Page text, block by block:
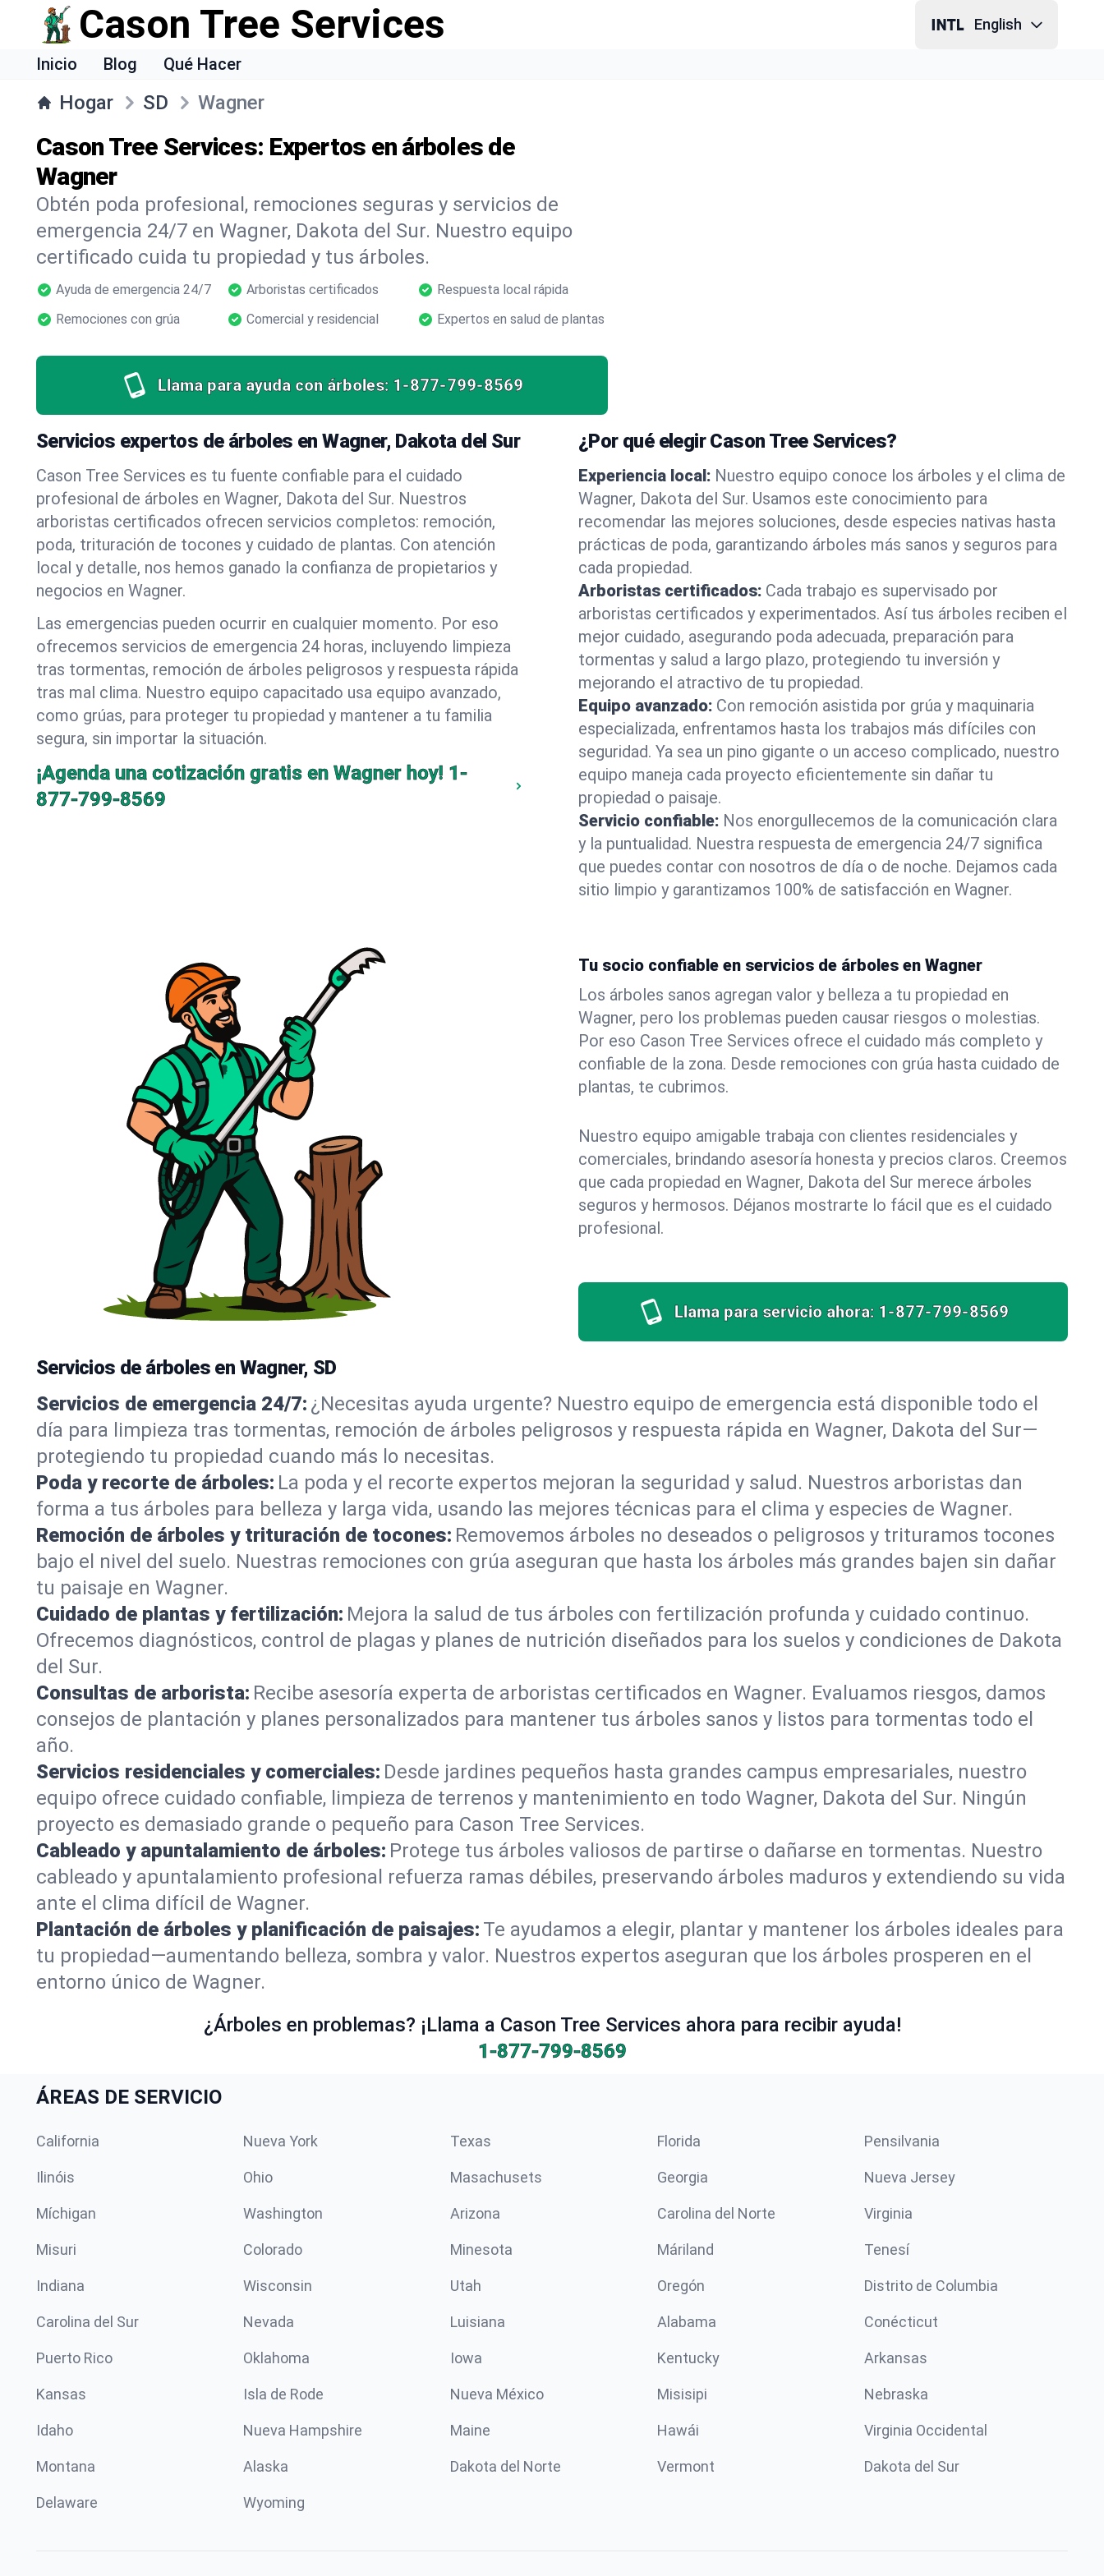
Cason Tree Services English
Inicio Blog Qué Hacer
Hogar SD Wagner
Cason Tree Services: Expertos en árboles de
Wagner
Obtén poda profesional, remociones seguras y servicios de
emergencia 24/7 en Wagner, Dakota del Sur. Nuestro equipo
certificado cuida tu propiedad y tus árboles.
Ayuda de emergencia 24/7 Arboristas certificados
Respuesta local rápida
Remociones con grúa
Comercial y residencial Expertos en salud de plantas
Llama para ayuda con árboles: 1-877-799-8569
Servicios expertos de árboles en Wagner, Dakota del Sur
Cason Tree Services es tu fuente confiable para el cuidado
profesional de árboles en Wagner, Dakota del Sur. Nuestros
arboristas certificados ofrecen servicios completos: remoción,
poda, trituración de tocones y cuidado de plantas. Con atención
local y detalle, nos hemos ganado la confianza de propietarios y
negocios en Wagner.
Las emergencias pueden ocurrir en cualquier momento. Por eso
ofrecemos servicios de emergencia 24 horas, incluyendo limpieza
tras tormentas, remoción de árboles peligrosos y respuesta rápida
tras mal clima. Nuestro equipo capacitado usa equipo avanzado,
como grúas, para proteger tu propiedad y mantener a tu familia
segura, sin importar la situación.
¡Agenda una cotización gratis en Wagner hoy! 1-
877-799-8569
¿Por qué elegir Cason Tree Services?
Experiencia local: Nuestro equipo conoce los árboles y el clima de
Wagner, Dakota del Sur. Usamos este conocimiento para
recomendar las mejores soluciones, desde especies nativas hasta
prácticas de poda, garantizando árboles más sanos y seguros para
cada propiedad.
Arboristas certificados: Cada trabajo es supervisado por
arboristas certificados y experimentados. Así tus árboles reciben el
mejor cuidado, asegurando poda adecuada, preparación para
tormentas y salud a largo plazo, protegiendo tu inversión y
mejorando el atractivo de tu propiedad.
Equipo avanzado: Con remoción asistida por grúa y maquinaria
especializada, enfrentamos hasta los trabajos más difíciles con
seguridad. Ya sea un pino gigante o un acceso complicado, nuestro
equipo maneja cada proyecto eficientemente sin dañar tu
propiedad o paisaje.
Servicio confiable: Nos enorgullecemos de la comunicación clara
y la puntualidad. Nuestra respuesta de emergencia 24/7 significa
que puedes contar con nosotros de día o de noche. Dejamos cada
sitio limpio y garantizamos 100% de satisfacción en Wagner.
Tu socio confiable en servicios de árboles en Wagner
Los árboles sanos agregan valor y belleza a tu propiedad en
Wagner, pero los problemas pueden causar riesgos o molestias.
Por eso Cason Tree Services ofrece el cuidado más completo y
confiable de la zona. Desde remociones con grúa hasta cuidado de
plantas, te cubrimos.
Nuestro equipo amigable trabaja con clientes residenciales y
comerciales, brindando asesoría honesta y precios claros. Creemos
que cada propiedad en Wagner, Dakota del Sur merece árboles
seguros y hermosos. Déjanos mostrarte lo fácil que es el cuidado
profesional.
Llama para servicio ahora: 1-877-799-8569
Servicios de árboles en Wagner, SD
Servicios de emergencia 24/7: ¿Necesitas ayuda urgente? Nuestro equipo de emergencia está disponible todo el
día para limpieza tras tormentas, remoción de árboles peligrosos y respuesta rápida en Wagner, Dakota del Sur—
protegiendo tu propiedad cuando más lo necesitas.
Poda y recorte de árboles: La poda y el recorte expertos mejoran la seguridad y salud. Nuestros arboristas dan
forma a tus árboles para belleza y larga vida, usando las mejores técnicas para el clima y especies de Wagner.
Remoción de árboles y trituración de tocones: Removemos árboles no deseados o peligrosos y trituramos tocones
bajo el nivel del suelo. Nuestras remociones con grúa aseguran que hasta los árboles más grandes bajen sin dañar
tu paisaje en Wagner.
Cuidado de plantas y fertilización: Mejora la salud de tus árboles con fertilización profunda y cuidado continuo.
Ofrecemos diagnósticos, control de plagas y planes de nutrición diseñados para los suelos y condiciones de Dakota
del Sur.
Consultas de arborista: Recibe asesoría experta de arboristas certificados en Wagner. Evaluamos riesgos, damos
consejos de plantación y planes personalizados para mantener tus árboles sanos y listos para tormentas todo el
año.
Servicios residenciales y comerciales: Desde jardines pequeños hasta grandes campus empresariales, nuestro
equipo ofrece cuidado confiable, limpieza de terrenos y mantenimiento en todo Wagner, Dakota del Sur. Ningún
proyecto es demasiado grande o pequeño para Cason Tree Services.
Cableado y apuntalamiento de árboles: Protege tus árboles valiosos de partirse o dañarse en tormentas. Nuestro
cableado y apuntalamiento profesional refuerza ramas débiles, preservando árboles maduros y extendiendo su vida
ante el clima difícil de Wagner.
Plantación de árboles y planificación de paisajes: Te ayudamos a elegir, plantar y mantener los árboles ideales para
tu propiedad—aumentando belleza, sombra y valor. Nuestros expertos aseguran que los árboles prosperen en el
entorno único de Wagner.
¿Árboles en problemas? ¡Llama a Cason Tree Services ahora para recibir ayuda!
1-877-799-8569
ÁREAS DE SERVICIO
California Nueva York Texas Florida Pensilvania
Ilinóis Ohio Masachusets Georgia Nueva Jersey
Míchigan Washington Arizona Carolina del Norte Virginia
Misuri Colorado Minesota Máriland Tenesí
Indiana Wisconsin Utah Oregón Distrito de Columbia
Carolina del Sur Nevada Luisiana Alabama Conécticut
Puerto Rico Oklahoma Iowa Kentucky Arkansas
Kansas Isla de Rode Nueva México Misisipi Nebraska
Idaho Nueva Hampshire Maine Hawái Virginia Occidental
Montana Alaska Dakota del Norte Vermont Dakota del Sur
Delaware Wyoming